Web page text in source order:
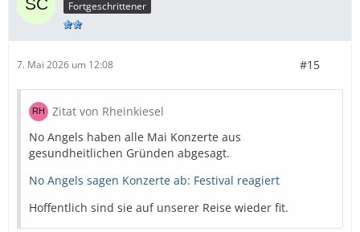
Fortgeschrittener
7. Mai 2026 um 12:08 #15
Zitat von Rheinkiesel
No Angels haben alle Mai Konzerte aus
gesundheitlichen Gründen abgesagt.
No Angels sagen Konzerte ab: Festival reagiert
Hoffentlich sind sie auf unserer Reise wieder fit.